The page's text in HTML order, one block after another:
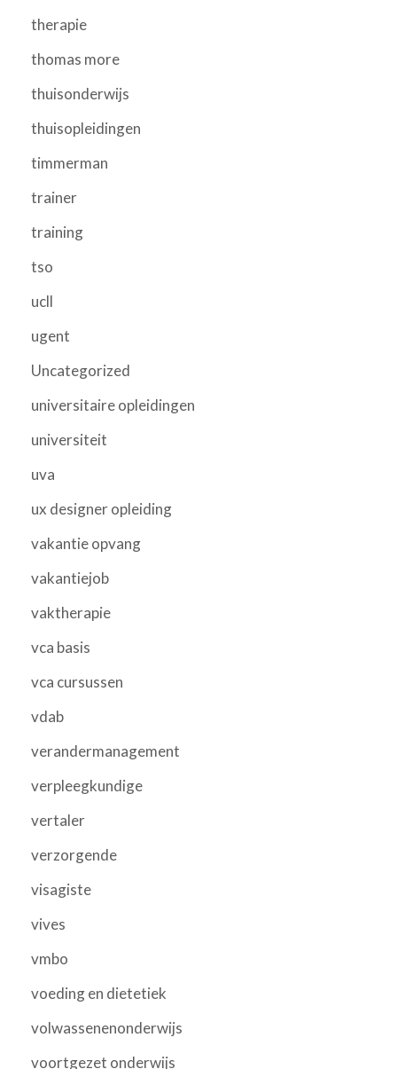
therapie
thomas more
thuisonderwijs
thuisopleidingen
timmerman
trainer
training
tso
ucll
ugent
Uncategorized
universitaire opleidingen
universiteit
uva
ux designer opleiding
vakantie opvang
vakantiejob
vaktherapie
vca basis
vca cursussen
vdab
verandermanagement
verpleegkundige
vertaler
verzorgende
visagiste
vives
vmbo
voeding en dietetiek
volwassenenonderwijs
voortgezet onderwijs